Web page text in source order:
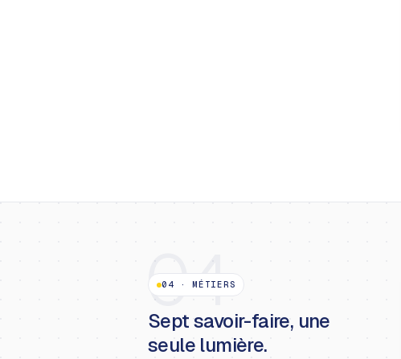
04
04 ·MÉTIERS
Sept savoir-faire, une
seule lumière.